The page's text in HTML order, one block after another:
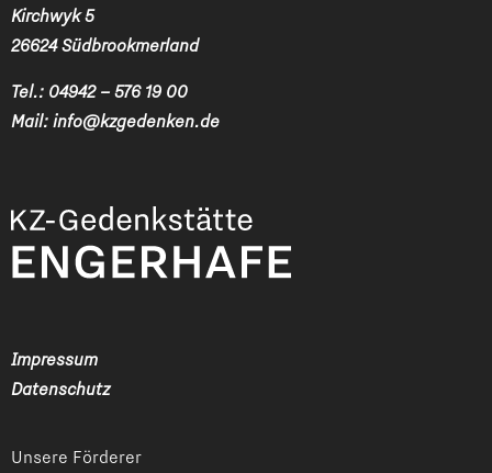
Kirchwyk 5
26624 Südbrookmerland
Tel.: 04942 – 576 19 00
Mail: info@kzgedenken.de
Impressum
Datenschutz
Unsere Förderer